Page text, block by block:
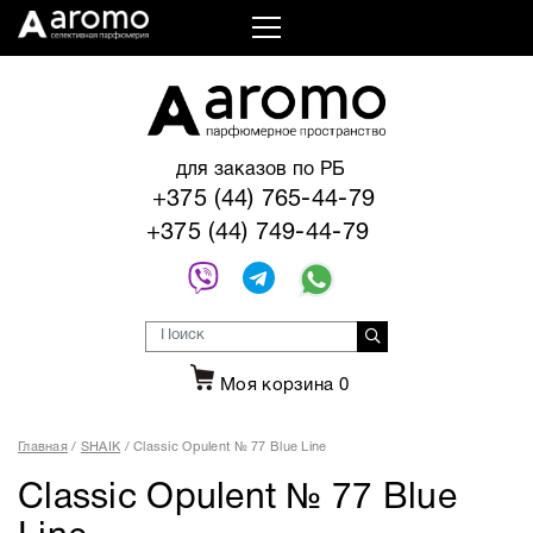
для заказов по РБ
+375 (44) 765-44-79
+375 (44) 749-44-79
Моя корзина 0
Главная SHAIK Classic Opulent № 77 Blue Line
Classic Opulent № 77 Blue